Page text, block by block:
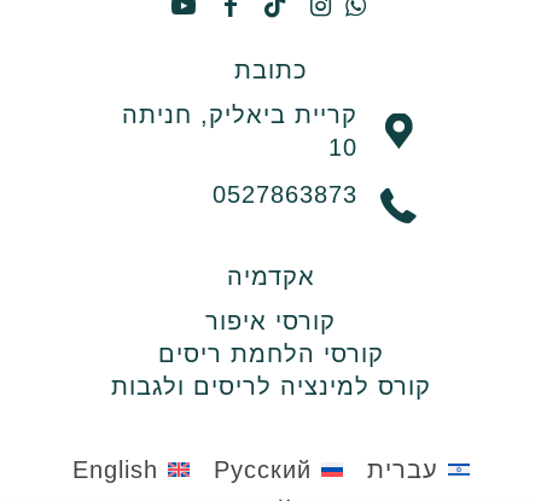
כתובת
קריית ביאליק, חניתה
10
0527863873
אקדמיה
קורסי איפור
קורסי הלחמת ריסים
קורס למינציה לריסים ולגבות
עברית Русский
English